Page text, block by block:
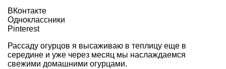
ВКонтакте
Одноклассники
Pinterest
Рассаду огурцов я высаживаю в теплицу еще в
середине и уже через месяц мы наслаждаемся
свежими домашними огурцами.